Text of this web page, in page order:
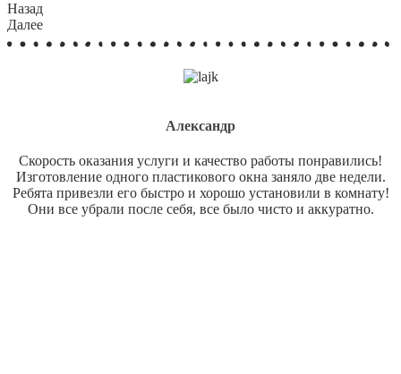
Назад
Далее
Александр
Скорость оказания услуги и качество работы понравились!
Изготовление одного пластикового окна заняло две недели.
Ребята привезли его быстро и хорошо установили в комнату!
Они все убрали после себя, все было чисто и аккуратно.